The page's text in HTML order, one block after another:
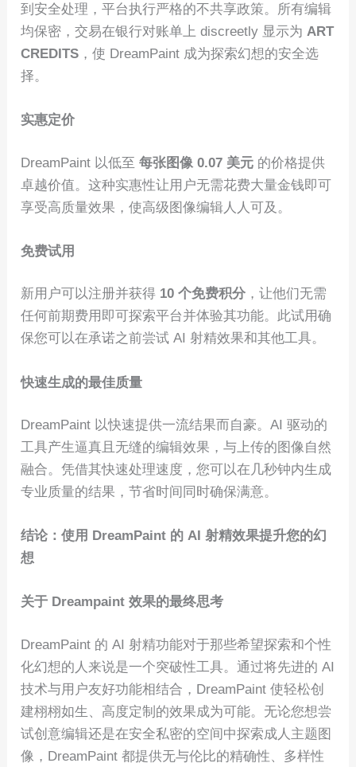
到安全处理，平台执行严格的不共享政策。所有编辑
均保密，交易在银行对账单上 discreetly 显示为ART
CREDITS ，使 DreamPaint 成为探索幻想的安全选
择。
实惠定价
DreamPaint 以低至每张图像 0.07 美元 的价格提供
卓越价值。这种实惠性让用户无需花费大量金钱即可
享受高质量效果，使高级图像编辑人人可及。
免费试用
新用户可以注册并获得 10 个免费积分 ，让他们无需
任何前期费用即可探索平台并体验其功能。此试用确
保您可以在承诺之前尝试 AI 射精效果和其他工具。
快速生成的最佳质量
DreamPaint 以快速提供一流结果而自豪。AI 驱动的
工具产生逼真且无缝的编辑效果，与上传的图像自然
融合。凭借其快速处理速度，您可以在几秒钟内生成
专业质量的结果，节省时间同时确保满意。
结论：使用 DreamPaint 的 AI 射精效果提升您的幻
想
关于 Dreampaint 效果的最终思考
DreamPaint 的 AI 射精功能对于那些希望探索和个性
化幻想的人来说是一个突破性工具。通过将先进的 AI
技术与用户友好功能相结合，DreamPaint 使轻松创
建栩栩如生、高度定制的效果成为可能。无论您想尝
试创意编辑还是在安全私密的空间中探索成人主题图
像，DreamPaint 都提供无与伦比的精确性、多样性